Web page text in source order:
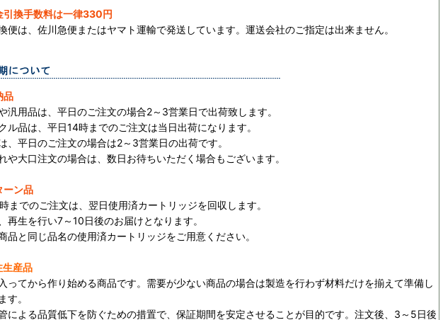
換手数料は一律330円
便は、佐川急便またはヤマト運輸で発送しています。運送会社のご指定は出来ません。
品
汎用品は、平日のご注文の場合2～3営業日で出荷致します。
ル品は、平日14時までのご注文は当日出荷になります。
、平日のご注文の場合は2～3営業日の出荷です。
や大口注文の場合は、数日お待ちいただく場合もございます。
ン品
までのご注文は、翌日使用済カートリッジを回収します。
再生を行い7～10日後のお届けとなります。
品と同じ品名の使用済カートリッジをご用意ください。
産品
ってから作り始める商品です。需要が少ない商品の場合は製造を行わず材料だけを揃えて準備し
す。
による品質低下を防ぐための措置で、保証期間を安定させることが目的です。 注文後、3～5日後